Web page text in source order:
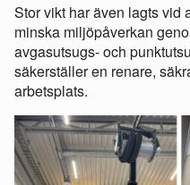
Stor vikt har även lagts vid
minska miljöpåverkan
avgasutsugs- och
säkerställer en renare,
arbetsplats.